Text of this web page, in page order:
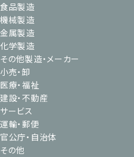
食品製造
機械製造
金属製造
化学製造
その他製造・メーカー
小売・卸
医療・福祉
建設・不動産
サービス
運輸・郵便
官公庁・自治体
その他